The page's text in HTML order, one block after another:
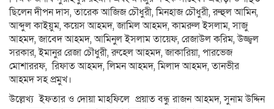
ছিলেন দীপন দাস, তারেক আজিজ চৌধুরী, মিনহাজ চৌধুরী, রুহুল আমিন,
আব্দুল কাইয়ুম, কয়েস আহমদ, জামিল আহমদ, কামরুল ইসলাম, সাজু
আহমদ, জাবেদ আহমদ, আমিনুল ইসলাম তায়েফ, রেজাউল করিম, উজ্জ্বল
সরকার, ইমানুর রেজা চৌধুরী, রুহেল আহমদ, জাকারিয়া, পারভেজ
মোশাররফ, রিফাত আহমদ, লিমন আহমদ, মিলাদ আহমদ, তানভীর
আহমদ সহ প্রমুখ।
উল্লেখ্য ইফতার ও দোয়া মাহফিলে প্রয়াত বন্ধু রাজন আহমদ, সুনাম উদ্দিন